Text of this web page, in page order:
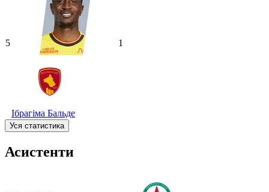
5
Ібрагіма Бальде
1
Уся статистика
Асистенти